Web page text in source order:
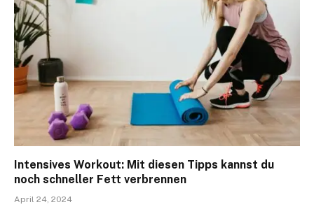
Intensives Workout: Mit diesen Tipps kannst du
noch schneller Fett verbrennen
April 24, 2024